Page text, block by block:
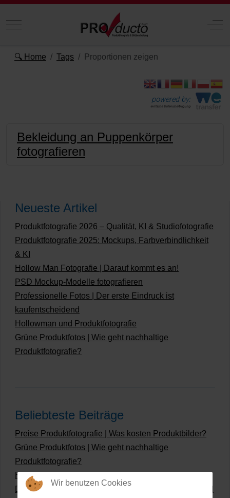
Mobile Menu Toggle Off-
🔍 Home Tags Proportionen zeigen
powered by:
einfache Datenübertragung
Bekleidung an Puppenkörper
fotografieren
Neueste Artikel
Produktfotografie 2026 – Qualität, KI & Studiofotografie
Produktfotografie 2025: Mockups, Farbverbindlichkeit
& KI
Hollow Man Fotografie | Darauf kommt es an!
PSD Mockup-Modelle fotografieren
Professionelle Fotos | Der erste Eindruck ist
kaufentscheidend
Hollowman und Produktfotografie
Grüne Produktfotos | Wie geht nachhaltige
Produktfotografie?
Beliebteste Beiträge
Preise Produktfotografie | Was kosten Produktbilder?
Grüne Produktfotos | Wie geht nachhaltige
Produktfotografie?
Hollow Man Fotografie | Darauf kommt es an!
Dateiformate und Bilder mit transparentem Hintergrund
Wir benutzen Cookies